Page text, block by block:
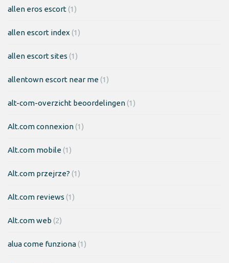
allen eros escort(1)
allen escort index (1)
allen escort sites (1)
allentown escort near me(1)
alt-com-overzicht beoordelingen(1)
Alt.com connexion(1)
Alt.com mobile(1)
Alt.com przejrze? (1)
Alt.com reviews (1)
Alt.com web (2)
alua come funziona(1)